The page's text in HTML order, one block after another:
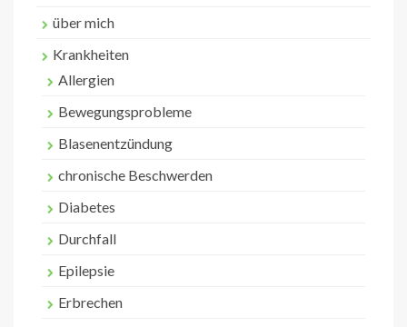
über mich
Krankheiten
Allergien
Bewegungsprobleme
Blasenentzündung
chronische Beschwerden
Diabetes
Durchfall
Epilepsie
Erbrechen